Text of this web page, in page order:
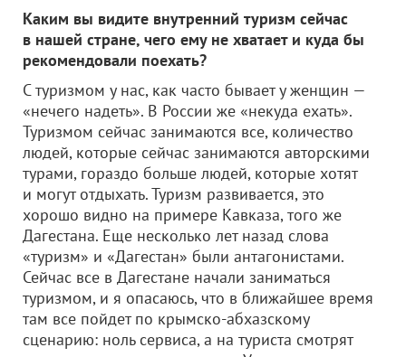
Каким вы видите внутренний туризм сейчас
в нашей стране, чего ему не хватает и куда бы
рекомендовали поехать?
С туризмом у нас, как часто бывает у женщин —
«нечего надеть». В России же «некуда ехать».
Туризмом сейчас занимаются все, количество
людей, которые сейчас занимаются авторскими
турами, гораздо больше людей, которые хотят
и могут отдыхать. Туризм развивается, это
хорошо видно на примере Кавказа, того же
Дагестана. Еще несколько лет назад слова
«туризм» и «Дагестан» были антагонистами.
Сейчас все в Дагестане начали заниматься
туризмом, и я опасаюсь, что в ближайшее время
там все пойдет по крымско-абхазскому
сценарию: ноль сервиса, а на туриста смотрят